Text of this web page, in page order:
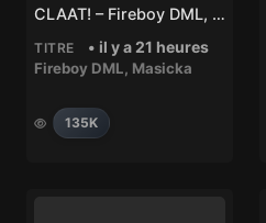
CLAAT! – Fireboy DML, Masicka
TITRE • il y a 21 heures
Fireboy DML, Masicka
135K